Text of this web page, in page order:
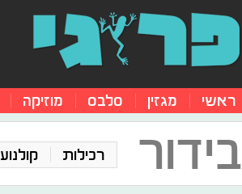
ראשי מגזין סלבס מוזיקה
בידור רכילות קולנוע